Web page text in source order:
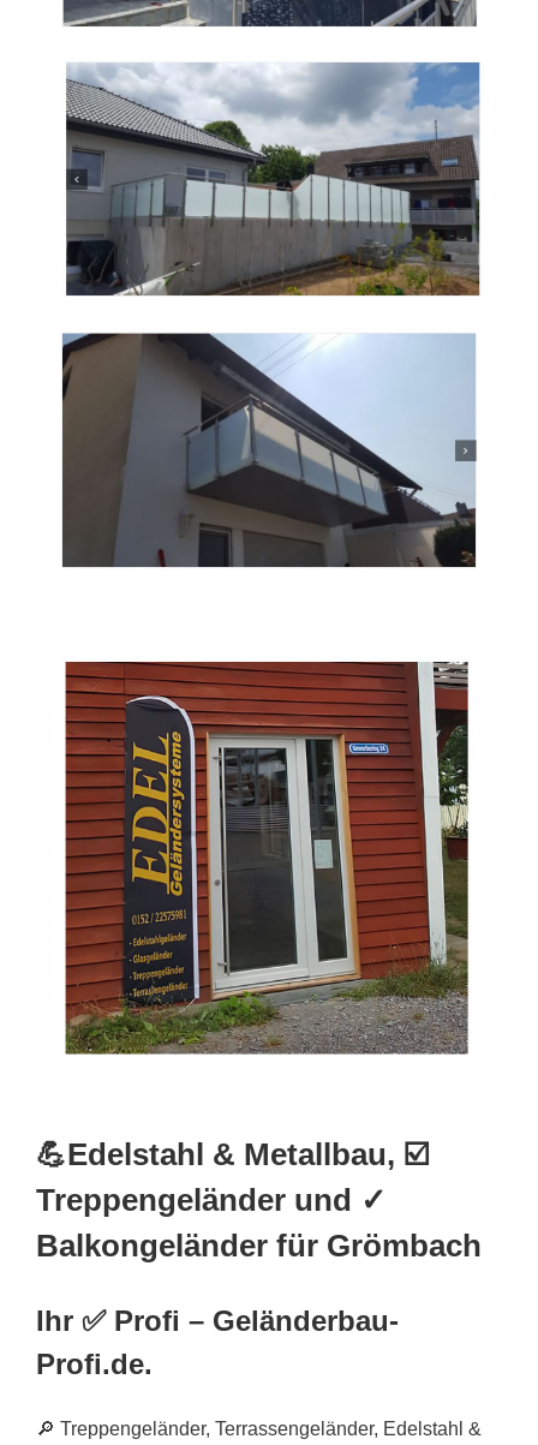
💪Edelstahl & Metallbau, ☑️
Treppengeländer und ✓
Balkongeländer für Grömbach
Ihr ✅ Profi – Geländerbau-
Profi.de.
🔎 Treppengeländer, Terrassengeländer, Edelstahl &